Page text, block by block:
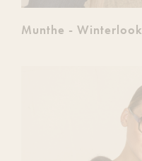
Munthe - Winterlook